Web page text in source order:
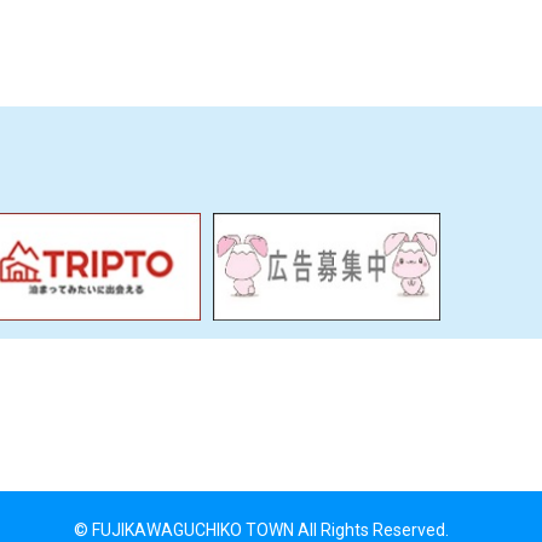
© FUJIKAWAGUCHIKO TOWN All Rights Reserved.